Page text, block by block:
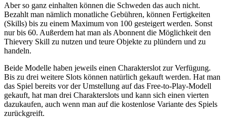
Aber so ganz einhalten können die Schweden das auch nicht.
Bezahlt man nämlich monatliche Gebühren, können Fertigkeiten
(Skills) bis zu einem Maximum von 100 gesteigert werden. Sonst
nur bis 60. Außerdem hat man als Abonnent die Möglichkeit den
Thievery Skill zu nutzen und teure Objekte zu plündern und zu
handeln.
Beide Modelle haben jeweils einen Charakterslot zur Verfügung.
Bis zu drei weitere Slots können natürlich gekauft werden. Hat man
das Spiel bereits vor der Umstellung auf das Free-to-Play-Modell
gekauft, hat man drei Charakterslots und kann sich einen vierten
dazukaufen, auch wenn man auf die kostenlose Variante des Spiels
zurückgreift.